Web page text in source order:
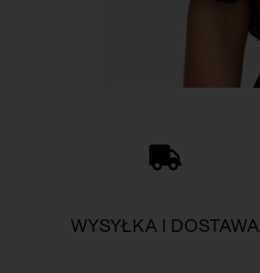
WYSYŁKA I DOSTAWA